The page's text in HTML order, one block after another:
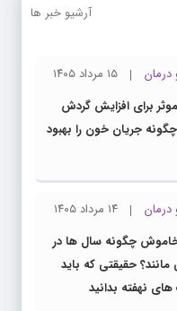
آرشیو خبر ها
درمان
۱۵ مرداد ۱۴۰۵
موثر برای افزایش گردش
جریان خون را بهبود
درمان
۱۴ مرداد ۱۴۰۵
چگونه سال ها در
حقیقتی که باید
های نهفته بدانید